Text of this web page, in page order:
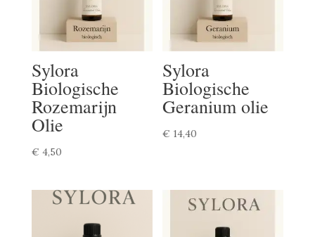
Sylora
Biologische
Rozemarijn
Olie
€ 4,50
Sylora
Biologische
Geranium olie
€ 14,40